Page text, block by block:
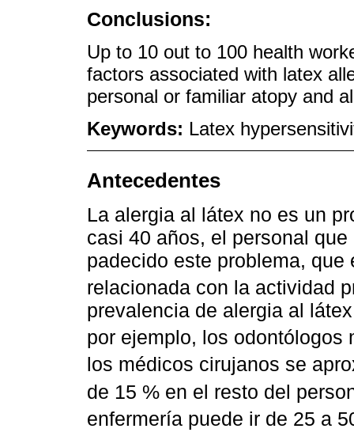
Conclusions:
Up to 10 out to 100 health
factors associated with latex
personal or familiar atopy and
Keywords: Latex
Antecedentes
La alergia al látex no es un
casi 40 años, el personal
padecido este problema,
relacionada con la actividad
prevalencia de alergia al
por ejemplo, los odontólogos
los médicos cirujanos se
de 15 % en el resto del
enfermería puede ir de 25 a